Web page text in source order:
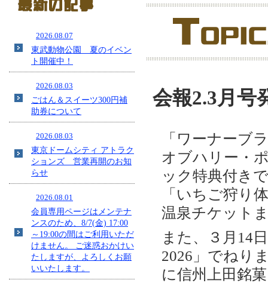
2026.08.07
東武動物公園 夏のイベン
ト開催中！
2026.08.03
ごはん＆スイーツ300円補
助券について
2026.08.03
東京ドームシティ アトラク
ションズ 営業再開のお知
らせ
2026.08.01
会員専用ページはメンテナ
ンスのため、8/7(金) 17:00
～19:00の間はご利用いただ
けません。 ご迷惑おかけい
たしますが、よろしくお願
いいたします。
会報2.3月号
「ワーナーブ
オブハリー・
ック特典付き
「いちご狩り
温泉チケット
また、３月14
2026」でねり
に信州上田銘